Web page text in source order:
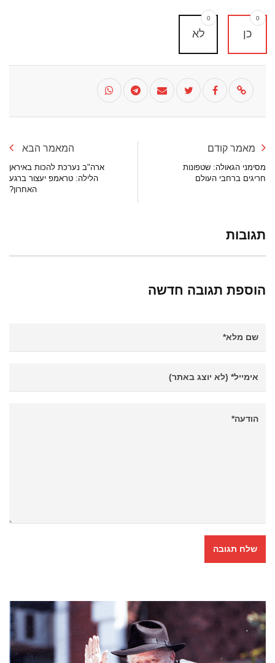
כן
0
לא
0
מאמר קודם
מסימני הגאולה: שטפונות
חריגים ברחבי העולם
המאמר הבא
ארה"ב נערכת להכות באיראן
הלילה: טראמפ יעצור ברגע
האחרון?
תגובות
הוספת תגובה חדשה